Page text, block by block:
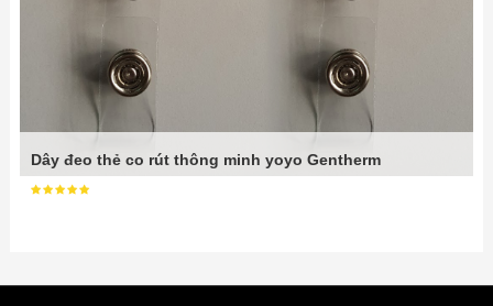
Dây đeo thẻ co rút thông minh yoyo Gentherm